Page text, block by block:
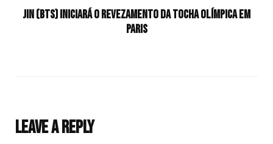
Jin (BTS) iniciará o revezamento da tocha olímpica em
Paris
Leave a Reply